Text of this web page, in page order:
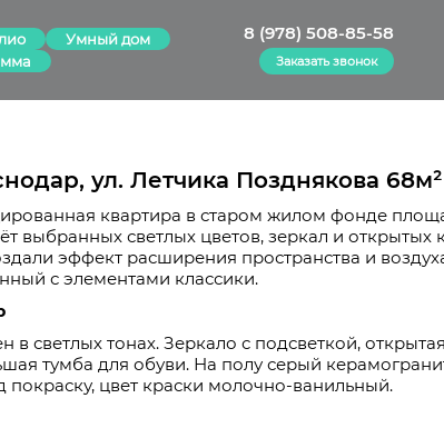
Умный дом
8 (978) 508-85-58
Заказать звонок
ул. Летчика Позднякова 68м²
квартира в старом жилом фонде
выбранных светлых цветов, зеркал и открытых
эффект расширения пространства и
с элементами классики.
в светлых тонах. Зеркало с подсветкой,
тумба для обуви. На полу серый
покраску, цвет краски молочно-ванильный.